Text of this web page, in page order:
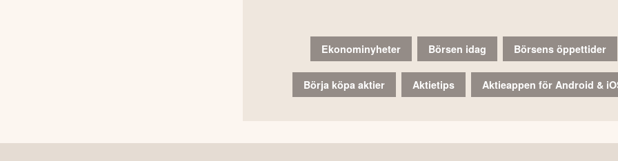
Ekonominyheter Börsen idag Börsens öppettider
Börja köpa aktier Aktietips Aktieappen för Android &